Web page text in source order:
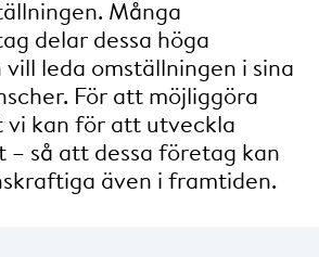
Många
delar dessa höga
leda omställningen i sina
För att möjliggöra
kan för att utveckla
– så att dessa företag kan
även i framtiden.